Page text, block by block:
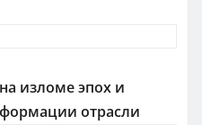
изломе эпох и
отрасли